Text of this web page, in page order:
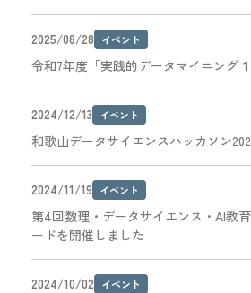
2025/08/28 イベント
令和7年度「実践的データマイニング
2024/12/13 イベント
和歌山データサイエンスハッカソン
2024/11/19 イベント
第4回数理・データサイエンス・AI教
ードを開催しました
2024/10/02 イベント